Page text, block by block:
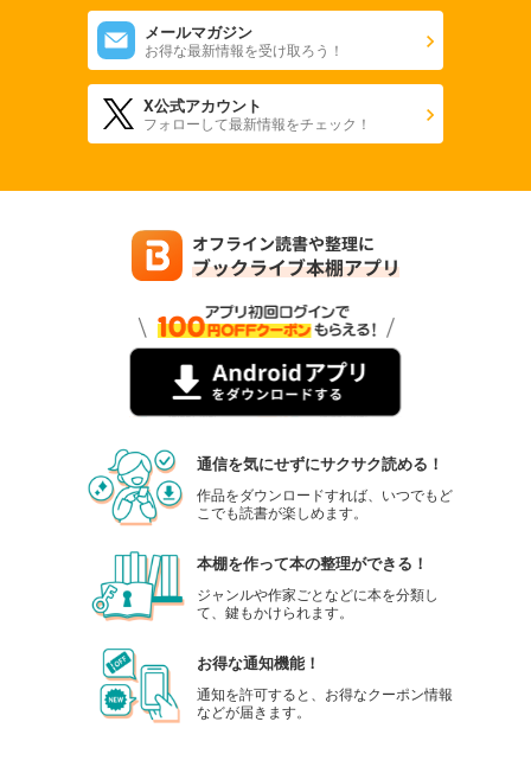
メールマガジン
お得な最新情報を受け取ろう！
X公式アカウント
フォローして最新情報をチェック！
通信を気にせずにサクサク読める！
作品をダウンロードすれば、いつでもど
こでも読書が楽しめます。
本棚を作って本の整理ができる！
ジャンルや作家ごとなどに本を分類し
て、鍵もかけられます。
お得な通知機能！
通知を許可すると、お得なクーポン情報
などが届きます。